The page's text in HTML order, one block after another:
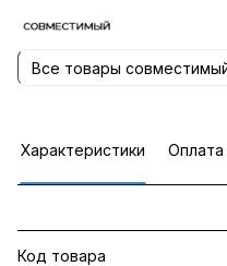
Все товары
Характеристики Оплата
Код товара